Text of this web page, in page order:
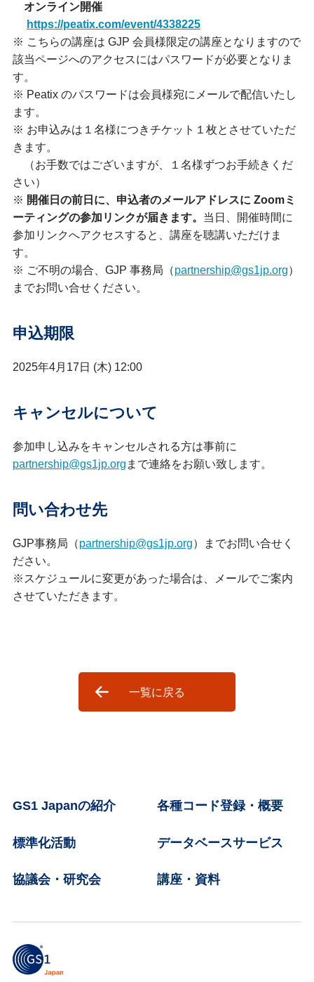
オンライン開催
https://peatix.com/event/4338225
※ こちらの講座は GJP 会員様限定の講座となりますので
該当ページへのアクセスにはパスワードが必要となりま
す。
※ Peatix のパスワードは会員様宛にメールで配信いたし
ます。
※ お申込みは１名様につきチケット１枚とさせていただ
きます。
（お手数ではございますが、１名様ずつお手続きくだ
さい）
※ 開催日の前日に、申込者のメールアドレスに Zoomミ
ーティングの参加リンクが届きます。 当日、開催時間に
参加リンクへアクセスすると、講座を聴講いただけま
す。
※ ご不明の場合、GJP 事務局（partnership@gs1jp.org）
までお問い合せください。
申込期限
2025年4月17日 (木) 12:00
キャンセルについて
参加申し込みをキャンセルされる方は事前に
partnership@gs1jp.org まで連絡をお願い致します。
問い合わせ先
GJP事務局（partnership@gs1jp.org）までお問い合せく
ださい。
※スケジュールに変更があった場合は、メールでご案内
させていただきます。
一覧に戻る
GS1 Japanの紹介 各種コード登録・概要
標準化活動 データベースサービス
協議会・研究会 講座・資料